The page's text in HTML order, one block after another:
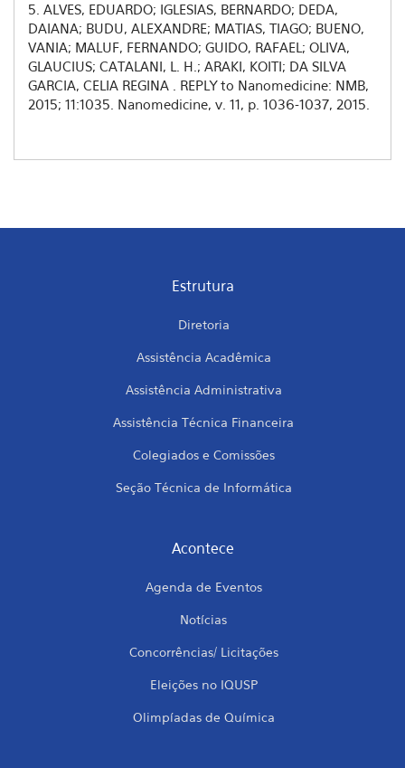
5. ALVES, EDUARDO; IGLESIAS, BERNARDO; DEDA,
DAIANA; BUDU, ALEXANDRE; MATIAS, TIAGO; BUENO,
VANIA; MALUF, FERNANDO; GUIDO, RAFAEL; OLIVA,
GLAUCIUS; CATALANI, L. H.; ARAKI, KOITI; DA SILVA
GARCIA, CELIA REGINA . REPLY to Nanomedicine: NMB,
2015; 11:1035. Nanomedicine, v. 11, p. 1036-1037, 2015.
Estrutura
Diretoria
Assistência Acadêmica
Assistência Administrativa
Assistência Técnica Financeira
Colegiados e Comissões
Seção Técnica de Informática
Acontece
Agenda de Eventos
Notícias
Concorrências/ Licitações
Eleições no IQUSP
Olimpíadas de Química